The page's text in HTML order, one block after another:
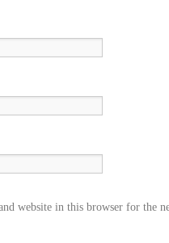
website in this browser for the